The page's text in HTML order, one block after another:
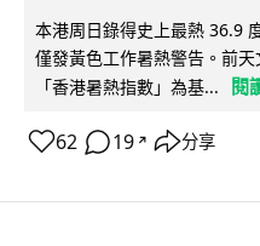
本港周日錄得史上最熱 36.9
僅發黃色工作暑熱警告。前
「香港暑熱指數」為基...
閱
62 19 ↗ 分享